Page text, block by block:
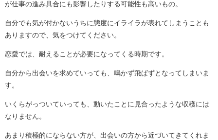
が仕事の進み具合にも影響したりする可能性も高いもの。
自分でも気が付かないうちに態度にイライラが表れてしまうことも
ありますので、気をつけてください。
恋愛では、耐えることが必要になってくる時期です。
自分から出会いを求めていっても、鳴かず飛ばずとなってしまいま
す。
いくらがっついていっても、動いたことに見合ったような収穫には
なりません。
あまり積極的にならない方が、出会いの方から近づいてきてくれま